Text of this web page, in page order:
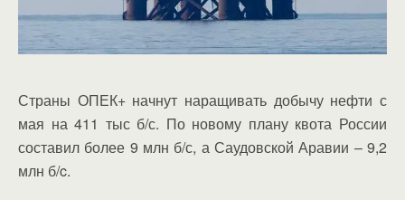
Страны ОПЕК+ начнут наращивать добычу нефти с
мая на 411 тыс б/с. По новому плану квота России
составил более 9 млн б/с, а Саудовской Аравии – 9,2
млн б/c.